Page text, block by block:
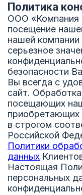
Политика
ООО «Компания
посещение
нашей
серьезное
безопасности
Вы всегда с
сайт.
посещающих
приобретающих
в строгом
Российской
Политики
данных
Настоящая
персональных